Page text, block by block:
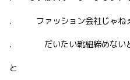
. ファッション会社じゃねぇ
. だいたい靴紐締めないと
と